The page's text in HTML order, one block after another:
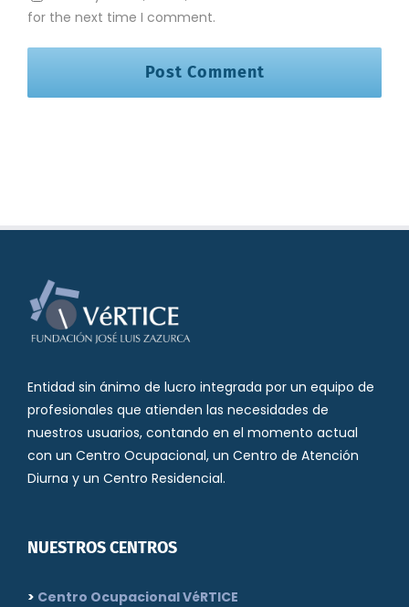
for the next time I comment.
Entidad sin ánimo de lucro integrada por un equipo de
profesionales que atienden las necesidades de
nuestros usuarios, contando en el momento actual
con un Centro Ocupacional, un Centro de Atención
Diurna y un Centro Residencial.
NUESTROS CENTROS
> Centro Ocupacional VéRTICE